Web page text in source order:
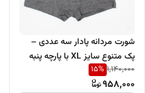
شورت مردانه پادار سه عددی –
پک متنوع سایز XL با پارچه پنبه
لاکرا 1968
1,140,000
15%
958,000